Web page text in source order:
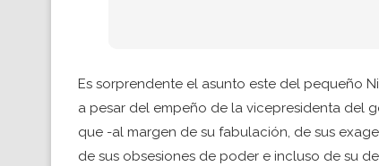
Es sorprendente el asunto este del pequeño
a pesar del empeño de la vicepresidenta del
que -al margen de su fabulación, de sus
de sus obsesiones de poder e incluso de su